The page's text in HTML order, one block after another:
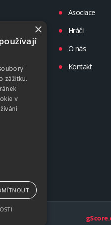
Asociace
Hráči
O nás
Kontakt
×
zážitku.
v